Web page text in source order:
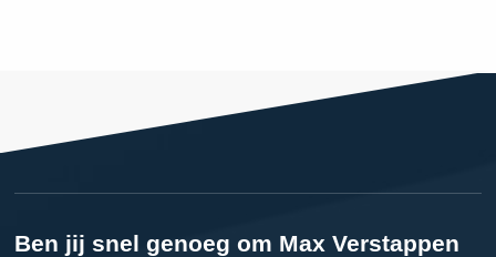
Ben jij snel genoeg om Max Verstappen